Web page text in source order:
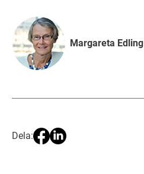
Margareta Edling
Dela: